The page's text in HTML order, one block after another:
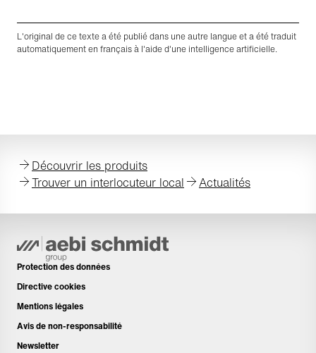
L'original de ce texte a été publié dans une autre langue et a été traduit
automatiquement en français à l'aide d'une intelligence artificielle.
Découvrir les produits
Trouver un interlocuteur local
Actualités
Protection des données
Directive cookies
Mentions légales
Avis de non-responsabilité
Newsletter